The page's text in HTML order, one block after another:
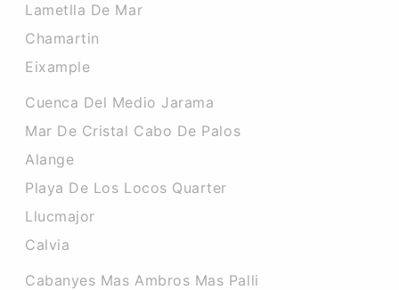
Lametlla De Mar
Chamartin
Eixample
Cuenca Del Medio Jarama
Mar De Cristal Cabo De Palos
Alange
Playa De Los Locos Quarter
Llucmajor
Calvia
Cabanyes Mas Ambros Mas Palli